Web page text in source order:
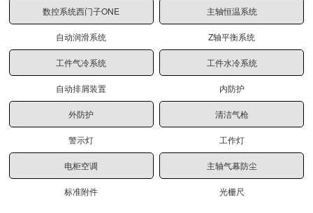
数控系统西门子ONE 主轴恒温系统
自动润滑系统 Z轴平衡系统
工件气冷系统 工件水冷系统
自动排屑装置 内防护
外防护 清洁气枪
警示灯 工作灯
电柜空调 主轴气幕防尘
标准附件 光栅尺